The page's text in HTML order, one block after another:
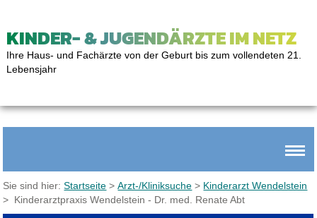
KINDER- & JUGENDÄRZTE IM NETZ
Ihre Haus- und Fachärzte von der Geburt bis zum vollendeten 21.
Lebensjahr
Sie sind hier:Startseite >Arzt-/Kliniksuche > Kinderarzt Wendelstein
> Kinderarztpraxis Wendelstein - Dr. med. Renate Abt